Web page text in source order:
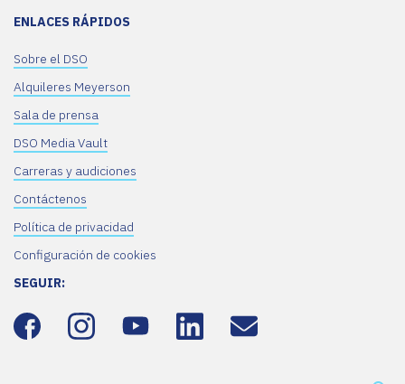
ENLACES RÁPIDOS
Sobre el DSO
Alquileres Meyerson
Sala de prensa
DSO Media Vault
Carreras y audiciones
Contáctenos
Política de privacidad
Configuración de cookies
SEGUIR: